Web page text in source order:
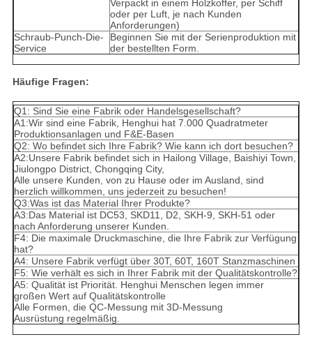
Verpackt in einem Holzkoffer, per Schiff
oder per Luft, je nach Kunden
Anforderungen)
Schraub-Punch-Die-
Service
Beginnen Sie mit der Serienproduktion mit
der bestellten Form.
Häufige Fragen:
Q1: Sind Sie eine Fabrik oder Handelsgesellschaft?
A1:Wir sind eine Fabrik, Henghui hat 7.000 Quadratmeter
Produktionsanlagen und F&E-Basen
Q2: Wo befindet sich Ihre Fabrik? Wie kann ich dort besuchen?
A2:Unsere Fabrik befindet sich in Hailong Village, Baishiyi Town,
Jiulongpo District, Chongqing City,
Alle unsere Kunden, von zu Hause oder im Ausland, sind
herzlich willkommen, uns jederzeit zu besuchen!
Q3:Was ist das Material Ihrer Produkte?
A3:Das Material ist DC53, SKD11, D2, SKH-9, SKH-51 oder
nach Anforderung unserer Kunden.
F4: Die maximale Druckmaschine, die Ihre Fabrik zur Verfügung
hat?
A4: Unsere Fabrik verfügt über 30T, 60T, 160T Stanzmaschinen
F5: Wie verhält es sich in Ihrer Fabrik mit der Qualitätskontrolle?
A5: Qualität ist Priorität. Henghui Menschen legen immer
großen Wert auf Qualitätskontrolle
Alle Formen, die QC-Messung mit 3D-Messung
Ausrüstung regelmäßig.